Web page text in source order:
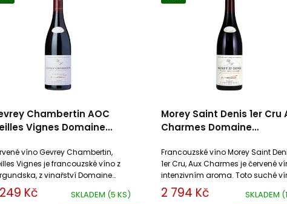
Chambertin AOC
Vignes Domaine
SKLADEM (5 KS)
Kč
víno Gevrey Chambertin,
Vignes je francouzské víno z
z vinařství Domaine
vyrobené z odrůdy Pinot
Morey Saint Denis 1er Cru
Charmes Domaine
SKLADEM
2 794 Kč
Francouzské víno Morey Saint
1er Cru, Aux Charmes je červené
intenzivním aroma. Toto suché
vyváženými taniny má velký
archivační potenciál.